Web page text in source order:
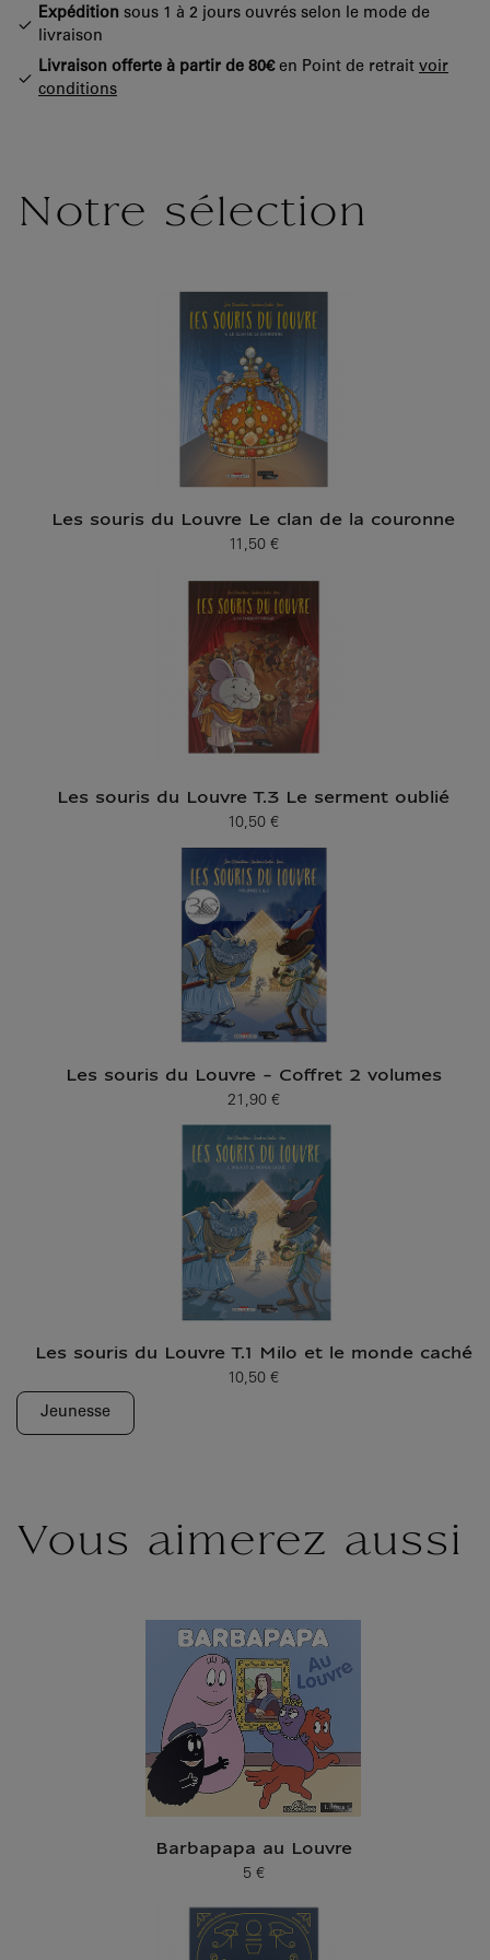
Expédition sous 1 à 2 jours ouvrés selon le mode de
livraison
Livraison offerte à partir de 80€en Point de retrait voir
conditions
Notre sélection
Les souris du Louvre Le clan de la couronne
Prix ​​actuel
11,50 €
Les souris du Louvre T.3 Le serment oublié
Prix ​​actuel
10,50 €
Les souris du Louvre - Coffret 2 volumes
Prix ​​actuel
21,90 €
Les souris du Louvre T.1 Milo et le monde caché
Prix ​​actuel
10,50 €
Jeunesse
Vous aimerez aussi
Barbapapa au Louvre
Prix ​​actuel
5 €